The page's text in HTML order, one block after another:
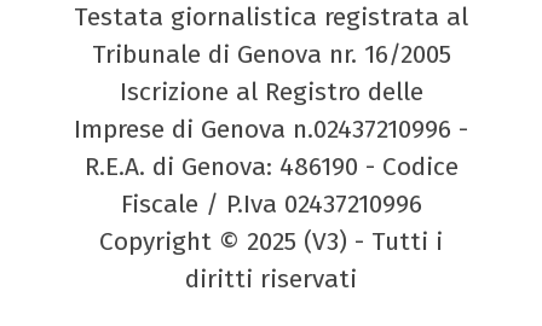
Testata giornalistica registrata al
Tribunale di Genova nr. 16/2005
Iscrizione al Registro delle
Imprese di Genova n.02437210996 -
R.E.A. di Genova: 486190 - Codice
Fiscale / P.Iva 02437210996
Copyright © 2025 (V3) - Tutti i
diritti riservati